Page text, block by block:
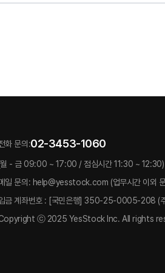
화 문의:02-3453-1060
- 금 09:00 ~ 17:00 / 점심시간 11:30 ~ 12:30)
일 문의: help@yesstock.com (업무시간 이외
금 계좌번호 : [국민은행] 350-25-0005-208 (주
ⓒ 2025 YesStock Inc. All rights